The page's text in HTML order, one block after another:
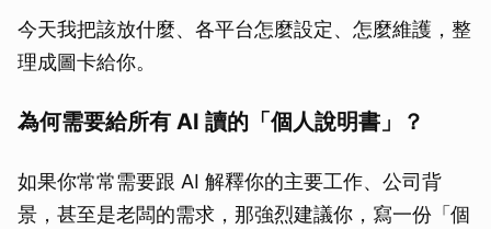
今天我把該放什麼、各平台怎麼設定、怎麼維護，整
理成圖卡給你。
為何需要給所有 AI 讀的「個人說明書」？
如果你常常需要跟 AI 解釋你的主要工作、公司背
景，甚至是老闆的需求，那強烈建議你，寫一份「個